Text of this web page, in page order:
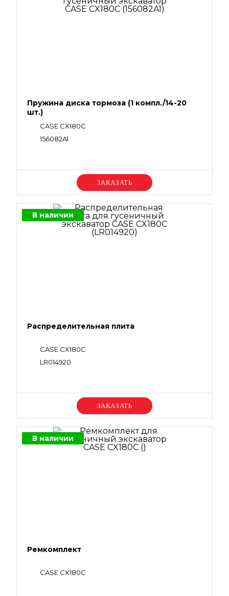
Пружина диска тормоза (1 компл./14-20
шт.)
CASE CX180C
156082A1
Уточняйте цену
В наличии
Распределительная плита
CASE CX180C
LR014920
Уточняйте цену
В наличии
Ремкомплект
CASE CX180C